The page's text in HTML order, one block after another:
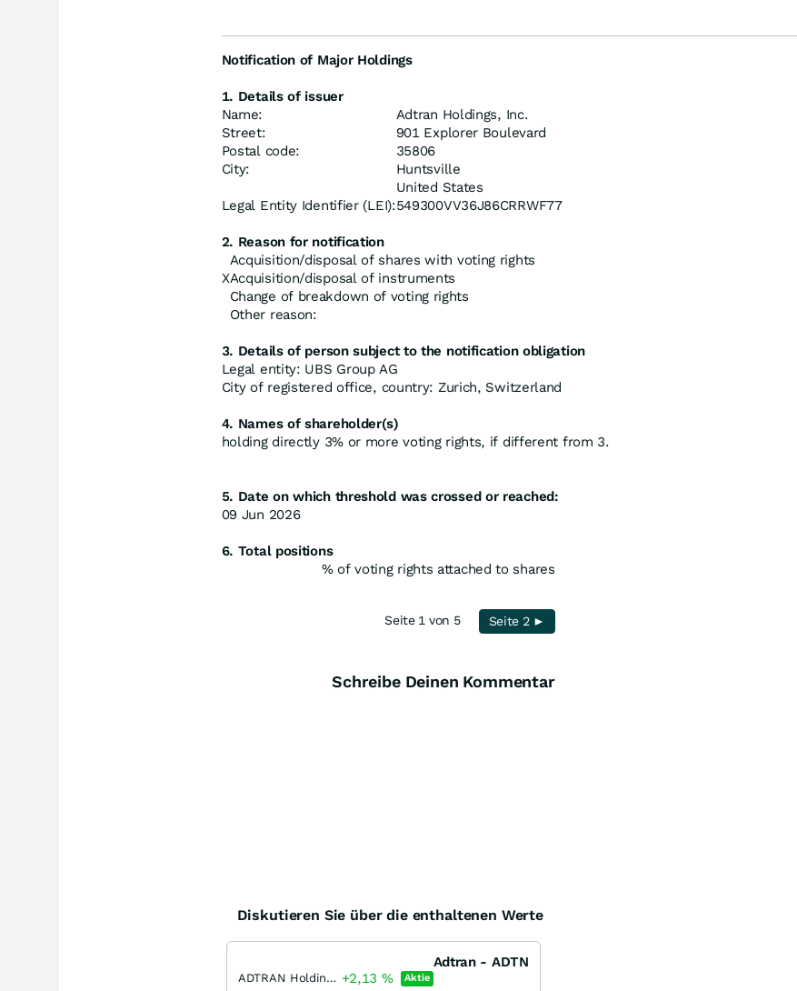
Notification of Major Holdings
1. Details of issuer
Name:
Adtran Holdings, Inc.
Street:
901 Explorer Boulevard
Postal code:
35806
City:
Huntsville
United States
Legal Entity Identifier (LEI):549300VV36J86CRRWF77
2. Reason for notification
Acquisition/disposal of shares with voting rights
XAcquisition/disposal of instruments
Change of breakdown of voting rights
Other reason:
3. Details of person subject to the notification obligation
Legal entity: UBS Group AG
City of registered office, country: Zurich, Switzerland
4. Names of shareholder(s)
holding directly 3% or more voting rights, if different from 3.
5. Date on which threshold was crossed or reached:
09 Jun 2026
6. Total positions
% of voting rights attached to shares
Seite 1 von 5 Seite 2 ►
Schreibe Deinen Kommentar
Diskutieren Sie über die enthaltenen Werte
Adtran - ADTN
ADTRAN Holdings +2,13 % Aktie